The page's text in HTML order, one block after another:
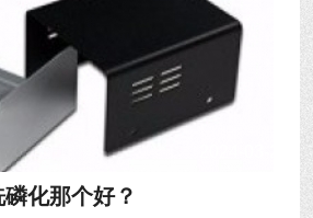
化那个好？